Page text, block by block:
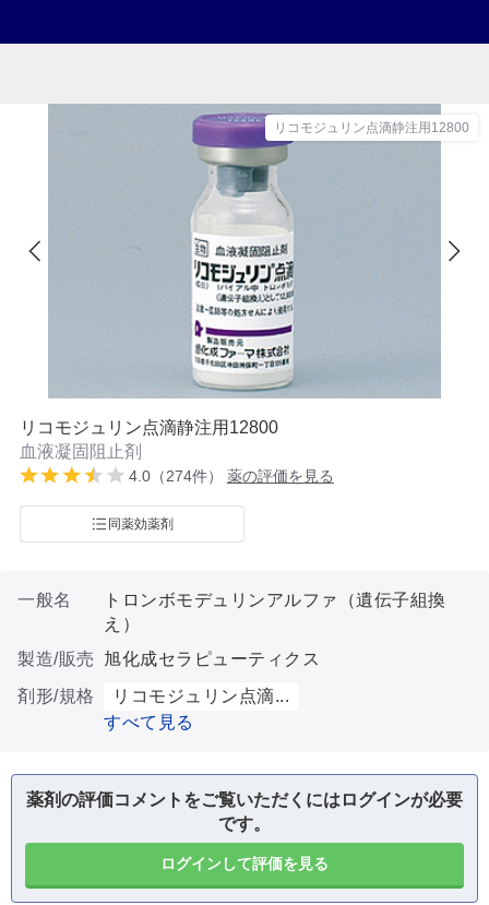
リコモジュリン点滴静注用12800
リコモジュリン点滴静注用12800
血液凝固阻止剤
4.0（274件） 薬の評価を見る
同薬効薬剤
一般名
トロンボモデュリンアルファ（遺伝子組換
え）
製造/販売
旭化成セラピューティクス
剤形/規格
リコモジュリン点滴...
すべて見る
薬剤の評価コメントをご覧いただくにはログインが必要
です。
ログインして評価を見る